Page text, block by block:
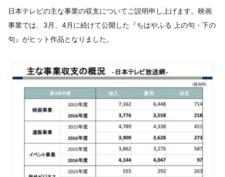
日本テレビの主な事業の収支についてご説明申し上げます。映画
事業では、3月、4月に続けて公開した『ちはやふる 上の句・下の
句』がヒット作品となりました。